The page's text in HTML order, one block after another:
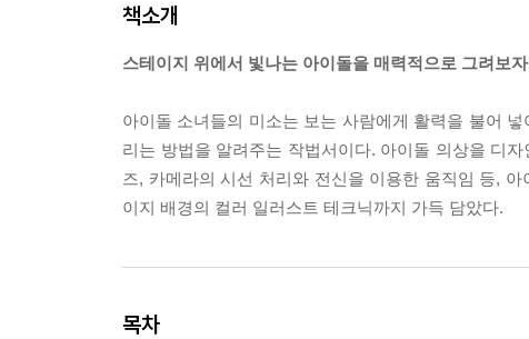
책소개
스테이지 위에서 빛나는 아이돌을 매력적으로 그려보
아이돌 소녀들의 미소는 보는 사람에게 활력을 불어
리는 방법을 알려주는 작법서이다. 아이돌 의상을 디
즈, 카메라의 시선 처리와 전신을 이용한 움직임 등,
이지 배경의 컬러 일러스트 테크닉까지 가득 담았다.
목차